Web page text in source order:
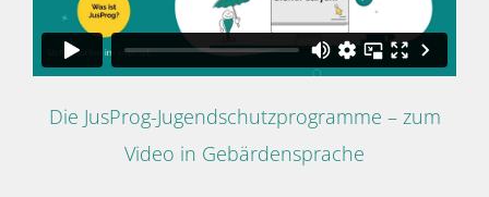
Die JusProg-Jugendschutzprogramme – zum
Video in Gebärdensprache